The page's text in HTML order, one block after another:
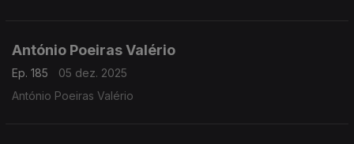
António Poeiras Valério
Ep. 185
05 dez. 2025
António Poeiras Valério